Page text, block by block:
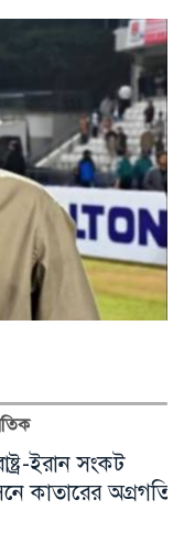
দুর্বলতায়
স্বর্ণের দামে বড়